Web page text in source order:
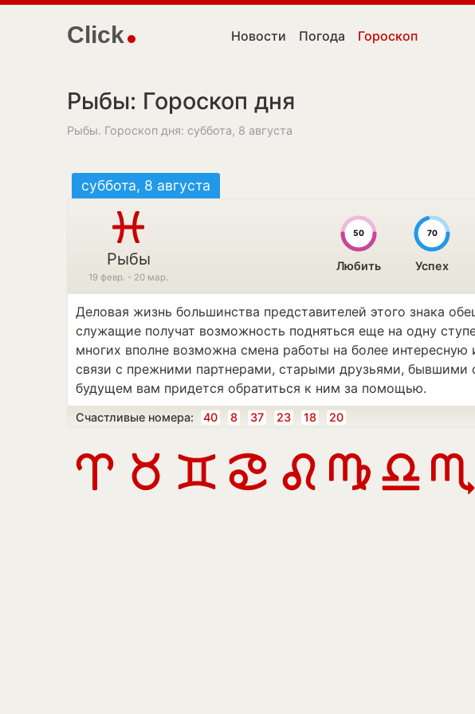
Click Новости Погода Гороскоп
Рыбы: Гороскоп дня
Рыбы. Гороскоп дня: суббота, 8 августа
суббота, 8 августа
Рыбы
19 февр. - 20 мар.
50
Любить
70
Успех
Деловая жизнь большинства представителей этого знака
служащие получат возможность подняться еще на одну
многих вполне возможна смена работы на более интересную
связи с прежними партнерами, старыми друзьями,
будущем вам придется обратиться к ним за помощью.
Счастливые номера: 40 8 37 23 18 20